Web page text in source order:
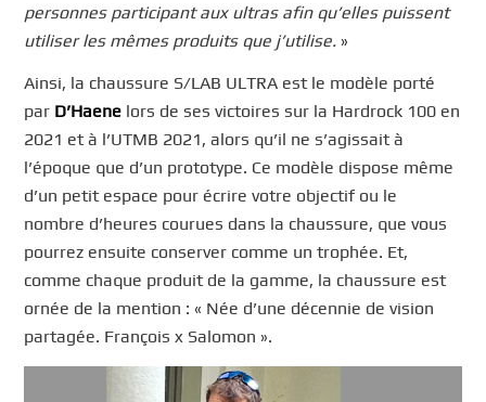
personnes participant aux ultras afin qu’elles puissent
utiliser les mêmes produits que j’utilise.»
Ainsi, la chaussure S/LAB ULTRA est le modèle porté
par D’Haene lors de ses victoires sur la Hardrock 100 en
2021 et à l’UTMB 2021, alors qu’il ne s’agissait à
l’époque que d’un prototype. Ce modèle dispose même
d’un petit espace pour écrire votre objectif ou le
nombre d’heures courues dans la chaussure, que vous
pourrez ensuite conserver comme un trophée. Et,
comme chaque produit de la gamme, la chaussure est
ornée de la mention : « Née d’une décennie de vision
partagée. François x Salomon ».